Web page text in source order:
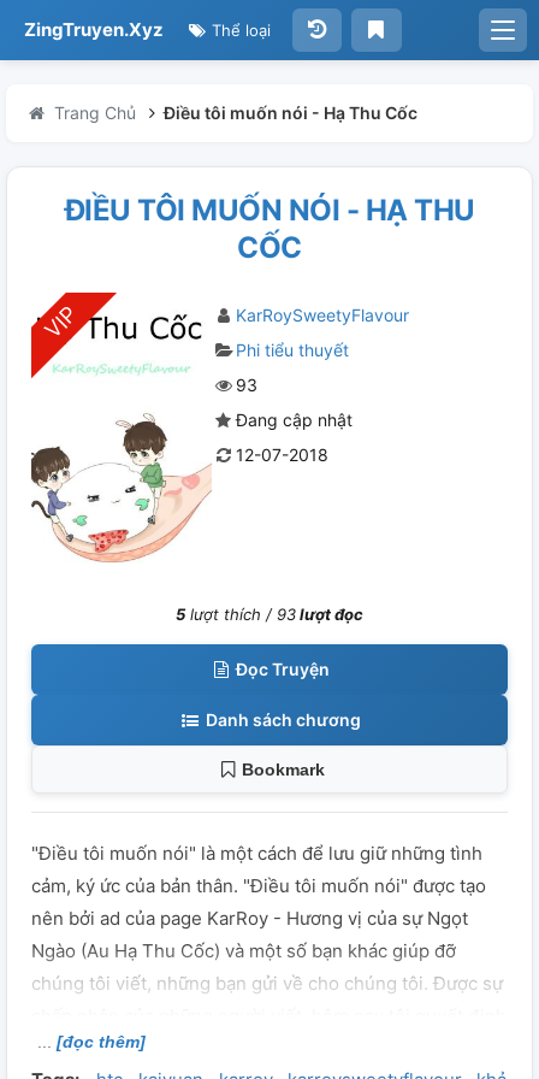
ZingTruyen.Xyz Thể loại
Trang Chủ Điều tôi muốn nói - Hạ Thu Cốc
ĐIỀU TÔI MUỐN NÓI - HẠ THU
CỐC
KarRoySweetyFlavour
Phi tiểu thuyết
93
Đang cập nhật
12-07-2018
5 lượt thích /93lượt đọc
Đọc Truyện
Danh sách chương
Bookmark
"Điều tôi muốn nói" là một cách để lưu giữ những tình
cảm, ký ức của bản thân. "Điều tôi muốn nói" được tạo
nên bởi ad của page KarRoy - Hương vị của sự Ngọt
Ngào (Au Hạ Thu Cốc) và một số bạn khác giúp đỡ
chúng tôi viết, những bạn gửi về cho chúng tôi. Được sự
tạo nên phần này! Vui lòng không mang khỏi wattpad
[đọc thêm]